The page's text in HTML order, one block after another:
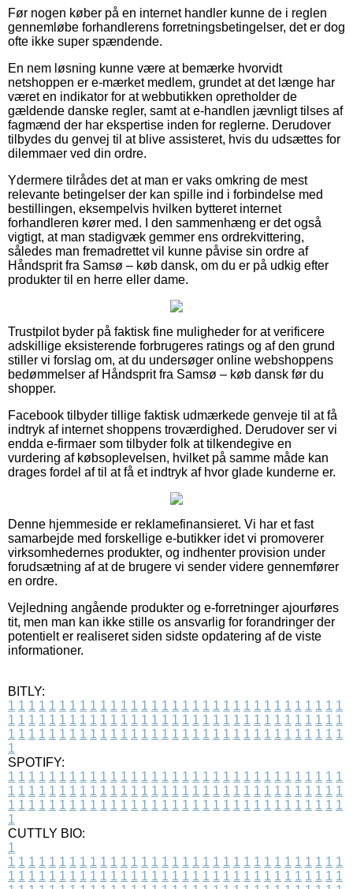
Før nogen køber på en internet handler kunne de i reglen
gennemløbe forhandlerens forretningsbetingelser, det er dog
ofte ikke super spændende.
En nem løsning kunne være at bemærke hvorvidt
netshoppen er e-mærket medlem, grundet at det længe har
været en indikator for at webbutikken opretholder de
gældende danske regler, samt at e-handlen jævnligt tilses af
fagmænd der har ekspertise inden for reglerne. Derudover
tilbydes du genvej til at blive assisteret, hvis du udsættes for
dilemmaer ved din ordre.
Ydermere tilrådes det at man er vaks omkring de mest
relevante betingelser der kan spille ind i forbindelse med
bestillingen, eksempelvis hvilken bytteret internet
forhandleren kører med. I den sammenhæng er det også
vigtigt, at man stadigvæk gemmer ens ordrekvittering,
således man fremadrettet vil kunne påvise sin ordre af
Håndsprit fra Samsø – køb dansk, om du er på udkig efter
produkter til en herre eller dame.
Trustpilot byder på faktisk fine muligheder for at verificere
adskillige eksisterende forbrugeres ratings og af den grund
stiller vi forslag om, at du undersøger online webshoppens
bedømmelser af Håndsprit fra Samsø – køb dansk før du
shopper.
Facebook tilbyder tillige faktisk udmærkede genveje til at få
indtryk af internet shoppens troværdighed. Derudover ser vi
endda e-firmaer som tilbyder folk at tilkendegive en
vurdering af købsoplevelsen, hvilket på samme måde kan
drages fordel af til at få et indtryk af hvor glade kunderne er.
Denne hjemmeside er reklamefinansieret. Vi har et fast
samarbejde med forskellige e-butikker idet vi promoverer
virksomhedernes produkter, og indhenter provision under
forudsætning af at de brugere vi sender videre gennemfører
en ordre.
Vejledning angående produkter og e-forretninger ajourføres
tit, men man kan ikke stille os ansvarlig for forandringer der
potentielt er realiseret siden sidste opdatering af de viste
informationer.
BITLY:
1 1 1 1 1 1 1 1 1 1 1 1 1 1 1 1 1 1 1 1 1 1 1 1 1 1 1 1 1 1 1 1 1
1 1 1 1 1 1 1 1 1 1 1 1 1 1 1 1 1 1 1 1 1 1 1 1 1 1 1 1 1 1 1 1 1
1 1 1 1 1 1 1 1 1 1 1 1 1 1 1 1 1 1 1 1 1 1 1 1 1 1 1 1 1 1 1 1 1
1
SPOTIFY:
1 1 1 1 1 1 1 1 1 1 1 1 1 1 1 1 1 1 1 1 1 1 1 1 1 1 1 1 1 1 1 1 1
1 1 1 1 1 1 1 1 1 1 1 1 1 1 1 1 1 1 1 1 1 1 1 1 1 1 1 1 1 1 1 1 1
1 1 1 1 1 1 1 1 1 1 1 1 1 1 1 1 1 1 1 1 1 1 1 1 1 1 1 1 1 1 1 1 1
1
CUTTLY BIO:
1
1 1 1 1 1 1 1 1 1 1 1 1 1 1 1 1 1 1 1 1 1 1 1 1 1 1 1 1 1 1 1 1 1
1 1 1 1 1 1 1 1 1 1 1 1 1 1 1 1 1 1 1 1 1 1 1 1 1 1 1 1 1 1 1 1 1